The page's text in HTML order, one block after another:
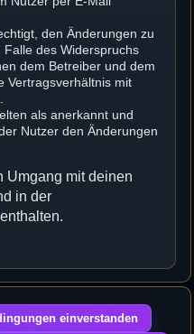
den Änderungen zu
des Widerspruchs
dem Betreiber und dem
Vertragsverhältnis mit
als anerkannt und
Nutzer den Änderungen
Umgang mit deinen
in der